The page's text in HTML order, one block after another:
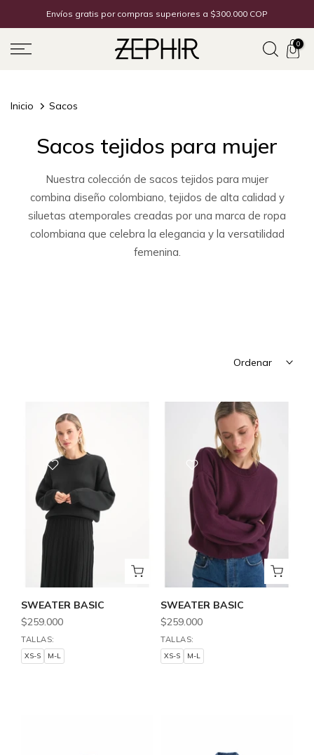
al
contenido
Descuentos hasta 50% OFF
0
Inicio Sacos
Sacos tejidos para mujer
Nuestra colección de sacos tejidos para mujer
combina diseño colombiano, tejidos de alta calidad y
siluetas atemporales creadas por una marca de ropa
colombiana que celebra la elegancia y la versatilidad
femenina.
Ordenar
SWEATER BASIC
$259.000
TALLAS:
XS-S M-L
SWEATER BASIC
$259.000
TALLAS:
XS-S M-L